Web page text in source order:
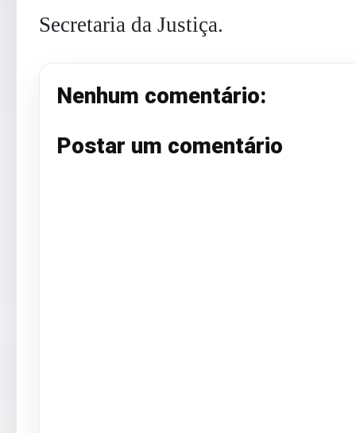
Secretaria da Justiça.
Nenhum comentário:
Postar um comentário